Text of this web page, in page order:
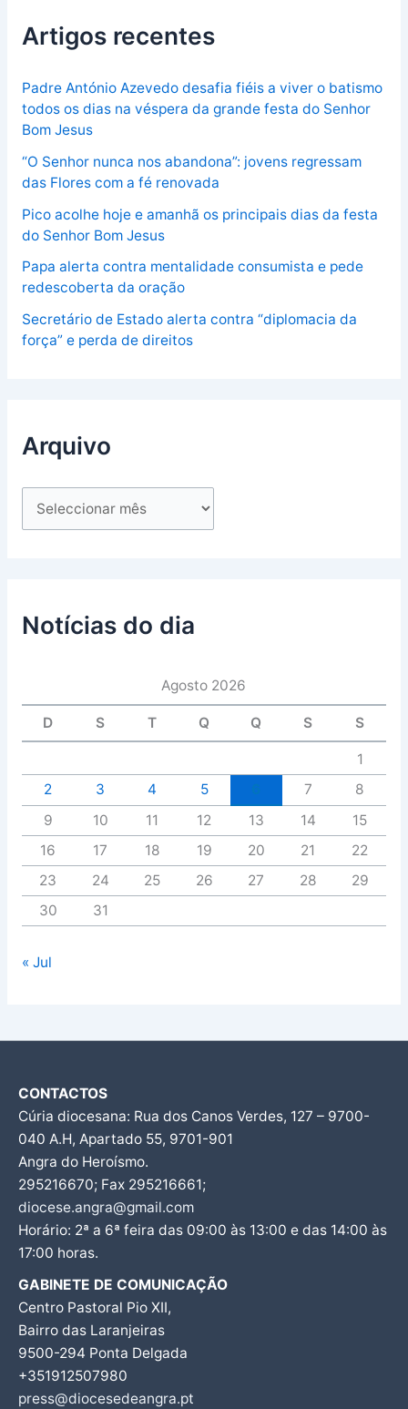
Artigos recentes
Padre António Azevedo desafia fiéis a viver o batismo
todos os dias na véspera da grande festa do Senhor
Bom Jesus
“O Senhor nunca nos abandona”: jovens regressam
das Flores com a fé renovada
Pico acolhe hoje e amanhã os principais dias da festa
do Senhor Bom Jesus
Papa alerta contra mentalidade consumista e pede
redescoberta da oração
Secretário de Estado alerta contra “diplomacia da
força” e perda de direitos
Arquivo
Notícias do dia
Agosto 2026
D S T Q Q S S
1
2
3 4 5 7
8
9
10 11 12 13 14
15
16
17 18 19 20 21
22
23
24 25 26 27 28
29
30
31
« Jul
CONTACTOS
Cúria diocesana: Rua dos Canos Verdes, 127 – 9700-
040 A.H, Apartado 55, 9701-901
Angra do Heroísmo.
295216670; Fax 295216661;
diocese.angra@gmail.com
Horário: 2ª a 6ª feira das 09:00 às 13:00 e das 14:00 às
17:00 horas.
GABINETE DE COMUNICAÇÃO
Centro Pastoral Pio XII,
Bairro das Laranjeiras
9500-294 Ponta Delgada
+351912507980
press@diocesedeangra.pt